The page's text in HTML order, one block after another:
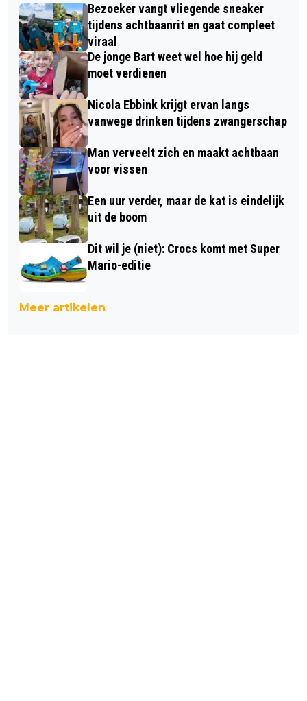
Bezoeker vangt vliegende sneaker
tijdens achtbaanrit en gaat compleet
viraal
De jonge Bart weet wel hoe hij geld
moet verdienen
Nicola Ebbink krijgt ervan langs
vanwege drinken tijdens zwangerschap
Man verveelt zich en maakt achtbaan
voor vissen
Een uur verder, maar de kat is eindelijk
uit de boom
Dit wil je (niet): Crocs komt met Super
Mario-editie
Meer artikelen